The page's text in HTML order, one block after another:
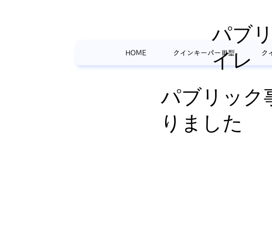
HOME クインキーパーⅢ型 ク
パブ
イレ
パブリック
りました